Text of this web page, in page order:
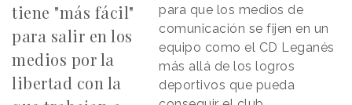
tiene "más fácil"
para salir en los
medios por la
libertad con la
para que los medios de
comunicación se fijen en un
equipo como el CD Leganés
más allá de los logros
deportivos que pueda